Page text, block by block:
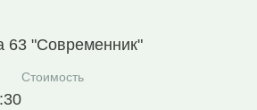
63 "Современник"
Стоимость